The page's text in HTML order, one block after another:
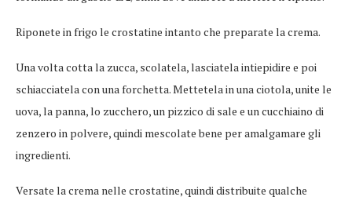
Riponete in frigo le crostatine intanto che preparate la crema.
Una volta cotta la zucca, scolatela, lasciatela intiepidire e poi
schiacciatela con una forchetta. Mettetela in una ciotola, unite le
uova, la panna, lo zucchero, un pizzico di sale e un cucchiaino di
zenzero in polvere, quindi mescolate bene per amalgamare gli
ingredienti.
Versate la crema nelle crostatine, quindi distribuite qualche